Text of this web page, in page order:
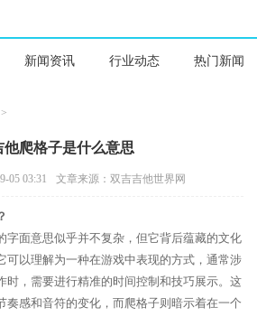
新闻资讯 行业动态 热门新闻
>
他爬格子是什么意思
05 03:31 文章来源：双吉吉他世界网
字面意思似乎并不复杂，但它背后蕴藏的文化
可以理解为一种在游戏中表现的方式，通常涉
时，需要进行精准的时间控制和技巧展示。这
奏感和音符的变化，而爬格子则暗示着在一个